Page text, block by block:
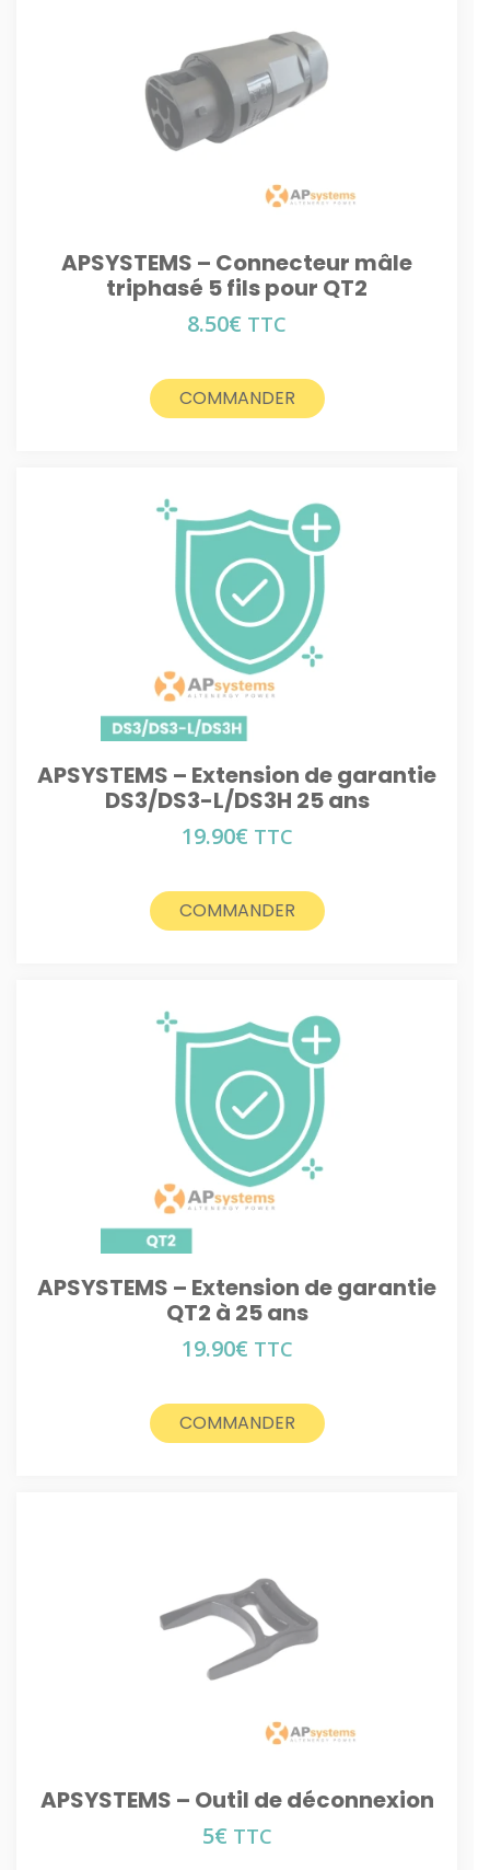
APSYSTEMS – Connecteur mâle
triphasé 5 fils pour QT2
8.50€ TTC
COMMANDER
APSYSTEMS – Extension de garantie
DS3/DS3-L/DS3H 25 ans
19.90€ TTC
COMMANDER
APSYSTEMS – Extension de garantie
QT2 à 25 ans
19.90€ TTC
COMMANDER
APSYSTEMS – Outil de déconnexion
5€ TTC